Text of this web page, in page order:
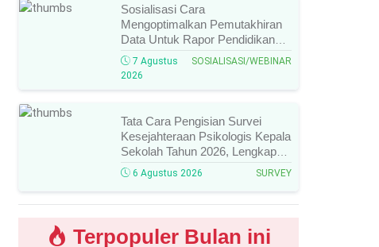
Sosialisasi Cara
Mengoptimalkan Pemutakhiran
Data Untuk Rapor Pendidikan
Tahun 2026, Ini Jadwal, Materi,
Narasumber, Dan Link
7 Agustus
2026
SOSIALISASI/WEBINAR
Tata Cara Pengisian Survei
Kesejahteraan Psikologis Kepala
Sekolah Tahun 2026, Lengkap
Link Resmi, Jadwal, Panduan,
Dan Hal Yang Wajib
Diperhatikan!
6 Agustus 2026 SURVEY
Terpopuler Bulan ini